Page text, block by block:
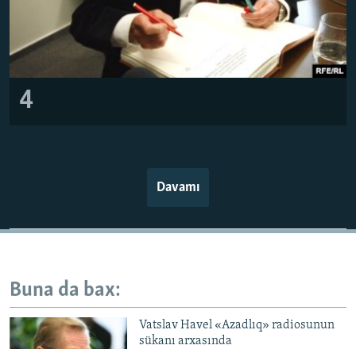
4
Davamı
Buna da bax:
Vatslav Havel «Azadlıq» radiosunun
sükanı arxasında